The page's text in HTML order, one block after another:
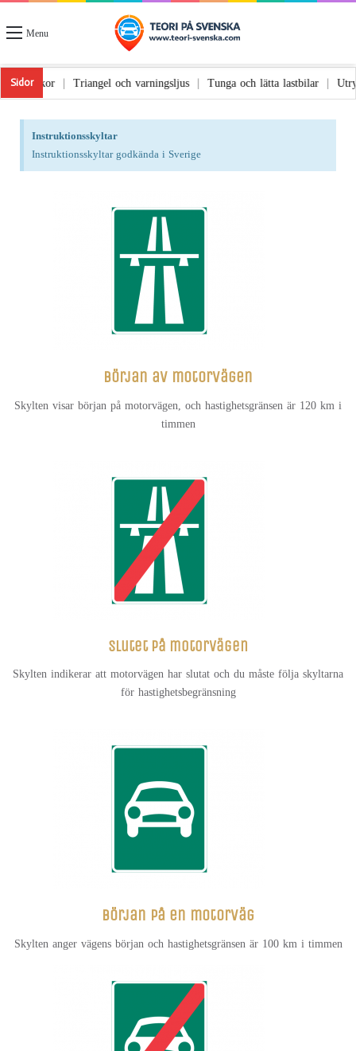
Menu
Sidorpå vägen | Trafikolyckor | Triangel och varningsljus | Tunga
Instruktionsskyltar
Instruktionsskyltar godkända i Sverige
Början av motorvägen
Skylten visar början på motorvägen, och hastighetsgränsen är 120 km i
timmen
Slutet på motorvägen
Skylten indikerar att motorvägen har slutat och du måste följa skyltarna
för hastighetsbegränsning
Början på en motorväg
Skylten anger vägens början och hastighetsgränsen är 100 km i timmen